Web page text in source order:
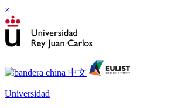
×
Universidad